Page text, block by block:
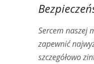
Sercem naszej
zapewnić
szczegółowo